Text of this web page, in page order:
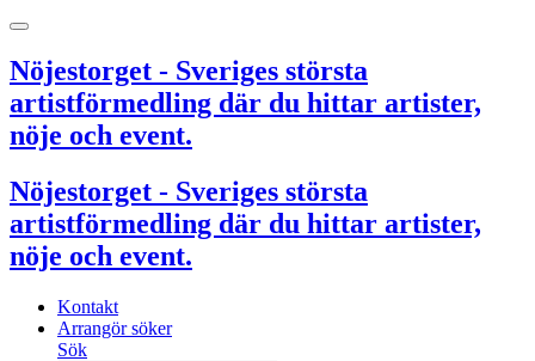
Nöjestorget - Sveriges största
artistförmedling där du hittar artister,
nöje och event.
Nöjestorget - Sveriges största
artistförmedling där du hittar artister,
nöje och event.
Kontakt
Arrangör söker
Sök